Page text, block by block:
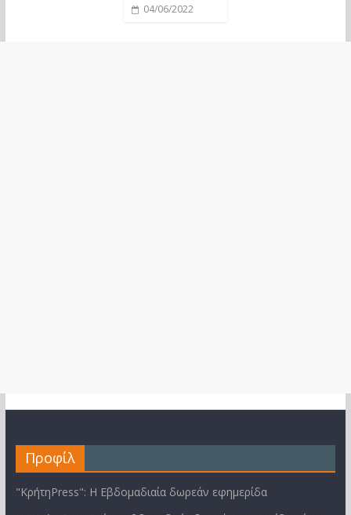
04/06/2022
Προφίλ
"ΚρήτηPress": Η Εβδομαδιαία δωρεάν εφημερίδα